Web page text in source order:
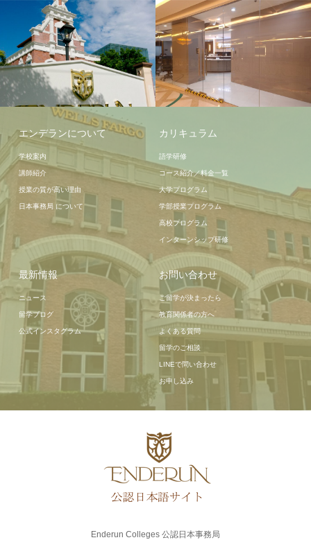
学校施設
学校施設
エンデランについて
学校案内
講師紹介
授業の質が高い理由
日本事務局 について
カリキュラム
語学研修
コース紹介／料金一覧
大学プログラム
学部授業プログラム
高校プログラム
インターンシップ研修
最新情報
ニュース
留学ブログ
公式インスタグラム
お問い合わせ
ご留学が決まったら
教育関係者の方へ
よくある質問
留学のご相談
LINEで問い合わせ
お申し込み
Enderun Colleges 公認日本事務局